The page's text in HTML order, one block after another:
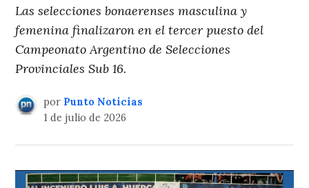
Las selecciones bonaerenses masculina y
femenina finalizaron en el tercer puesto del
Campeonato Argentino de Selecciones
Provinciales Sub 16.
por Punto Noticias
1 de julio de 2026